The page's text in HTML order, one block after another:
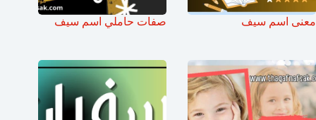
معنى اسم سيف صفات حاملي اسم سيف